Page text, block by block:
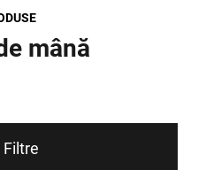
mână
Filtre